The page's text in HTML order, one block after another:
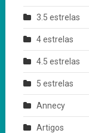
3.5 estrelas
4 estrelas
4.5 estrelas
5 estrelas
Annecy
Artigos